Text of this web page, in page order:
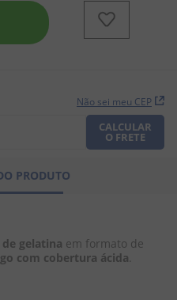
Não sei meu CEP
CALCULAR
O FRETE
PRODUTO
de gelatina em formato de
com cobertura ácida.
pipoca